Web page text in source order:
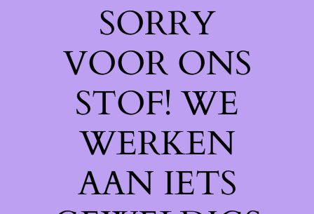
SORRY
VOOR ONS
STOF! WE
WERKEN
AAN IETS